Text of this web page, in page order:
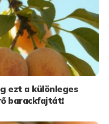
ezt a különleges
barackfajtát!